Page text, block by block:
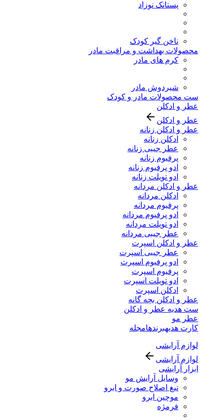
پستانک نوزاد
ناخن گیر کودک
محصولات بهداشت و مراقبت مادر
کرم های مادر
شیردوش مادر
ست محصولات مادر و کودک
عطر و ادکلن
عطر و ادکلن
عطر و ادکلن زنانه
ادکلن زنانه
عطر جیبی زنانه
پرفیوم زنانه
ادو پرفیوم زنانه
ادو تویلت زنانه
عطر و ادکلن مردانه
ادکلن مردانه
پرفیوم مردانه
ادو پرفیوم مردانه
ادو تویلت مردانه
عطر جیبی مردانه
عطر و ادکلن اسپرت
عطر جیبی اسپرت
ادو پرفیوم اسپرت
پرفیوم اسپرت
ادو تویلت اسپرت
ادکلن اسپرت
عطر و ادکلن بچه گانه
ست هدیه عطر و ادکلن
عطر مو
کارت هدیهبرندهامجله
لوازم آرایشی
لوازم آرایشی
ابزار آرایشی
وسایل آرایش مو
تیغ اصلاح صورت و ابرو
موچین ابرو
فرمژه